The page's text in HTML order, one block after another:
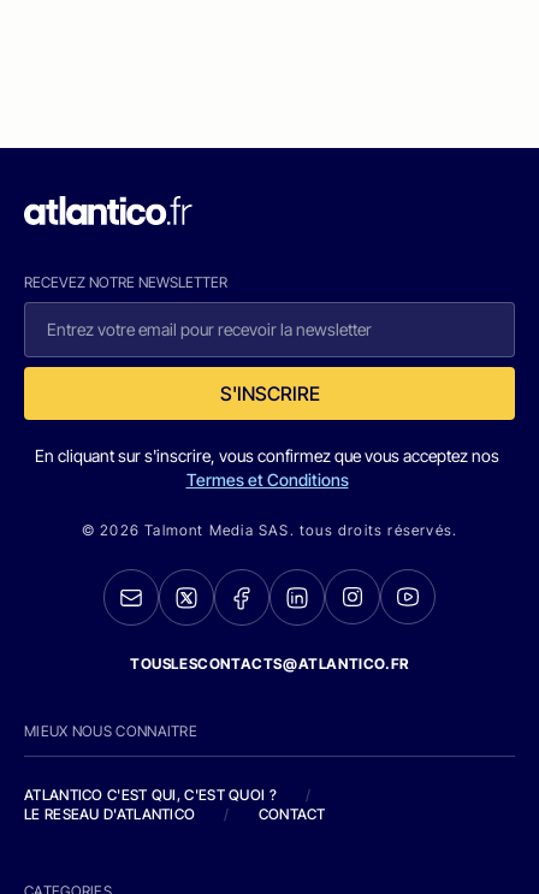
RECEVEZ NOTRE NEWSLETTER
S'INSCRIRE
En cliquant sur s'inscrire, vous confirmez que vous acceptez nos
Termes et Conditions
© 2026 Talmont Media SAS. tous droits réservés.
TOUSLESCONTACTS@ATLANTICO.FR
MIEUX NOUS CONNAITRE
ATLANTICO C'EST QUI, C'EST QUOI ?
/
LE RESEAU D'ATLANTICO
/ CONTACT